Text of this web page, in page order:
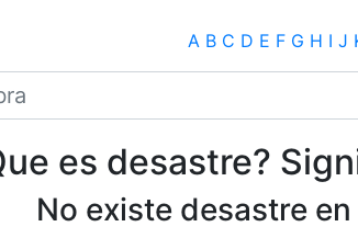
A B C D E F G H I J
es desastre?
No existe desastre